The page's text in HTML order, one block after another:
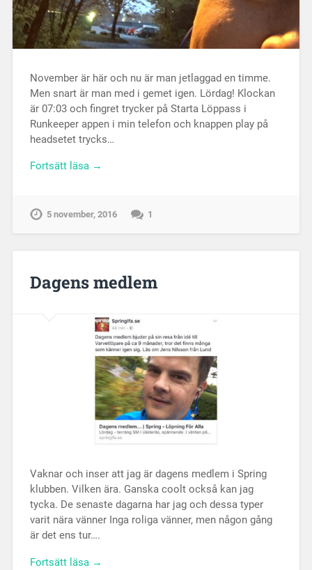
November är här och nu är man jetlaggad en timme.
Men snart är man med i gemet igen. Lördag! Klockan
är 07:03 och fingret trycker på Starta Löppass i
Runkeeper appen i min telefon och knappen play på
headsetet trycks…
Fortsätt läsa →
5 november, 2016 1
Dagens medlem
Vaknar och inser att jag är dagens medlem i Spring
klubben. Vilken ära. Ganska coolt också kan jag
tycka. De senaste dagarna har jag och dessa typer
varit nära vänner Inga roliga vänner, men någon gång
är det ens tur….
Fortsätt läsa →